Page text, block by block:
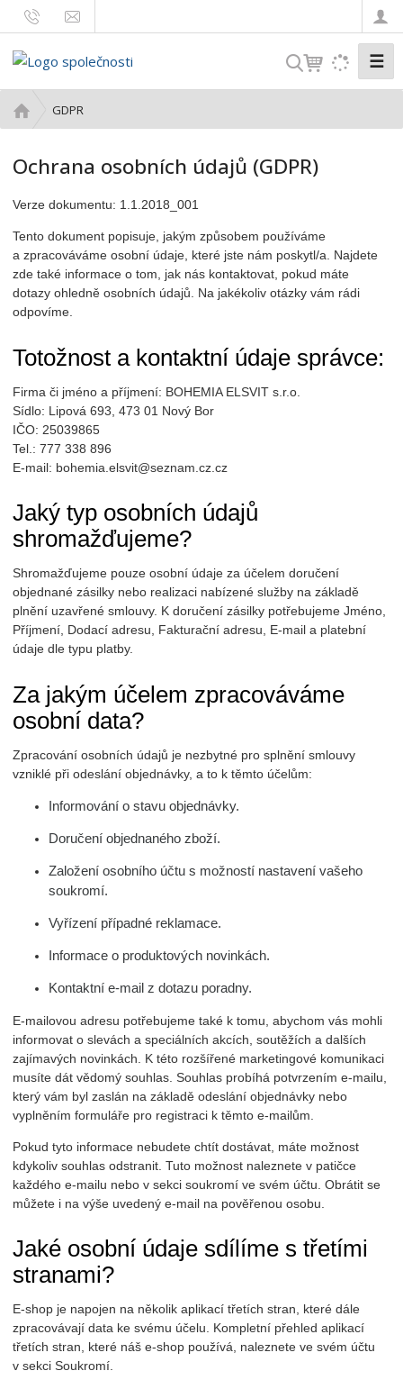
V
l
d
☰
v
d
í
r
n
GDPR
Ochrana osobních údajů (GDPR)
Verze dokumentu: 1.1.2018_001
Tento dokument popisuje, jakým způsobem používáme
a zpracováváme osobní údaje, které jste nám poskytl/a. Najdete
zde také informace o tom, jak nás kontaktovat, pokud máte
dotazy ohledně osobních údajů. Na jakékoliv otázky vám rádi
odpovíme.
Totožnost a kontaktní údaje správce:
Firma či jméno a příjmení: BOHEMIA ELSVIT s.r.o.
Sídlo: Lipová 693, 473 01 Nový Bor
IČO: 25039865
Tel.: 777 338 896
E-mail: bohemia.elsvit@seznam.cz.cz
Jaký typ osobních údajů
shromažďujeme?
Shromažďujeme pouze osobní údaje za účelem doručení
objednané zásilky nebo realizaci nabízené služby na základě
plnění uzavřené smlouvy. K doručení zásilky potřebujeme Jméno,
Příjmení, Dodací adresu, Fakturační adresu, E-mail a platební
údaje dle typu platby.
Za jakým účelem zpracováváme
osobní data?
Zpracování osobních údajů je nezbytné pro splnění smlouvy
vzniklé při odeslání objednávky, a to k těmto účelům:
Informování o stavu objednávky.
Doručení objednaného zboží.
Založení osobního účtu s možností nastavení vašeho
soukromí.
Vyřízení případné reklamace.
Informace o produktových novinkách.
Kontaktní e-mail z dotazu poradny.
E-mailovou adresu potřebujeme také k tomu, abychom vás mohli
informovat o slevách a speciálních akcích, soutěžích a dalších
zajímavých novinkách. K této rozšířené marketingové komunikaci
musíte dát vědomý souhlas. Souhlas probíhá potvrzením e-mailu,
který vám byl zaslán na základě odeslání objednávky nebo
vyplněním formuláře pro registraci k těmto e-mailům.
Pokud tyto informace nebudete chtít dostávat, máte možnost
kdykoliv souhlas odstranit. Tuto možnost naleznete v patičce
každého e-mailu nebo v sekci soukromí ve svém účtu. Obrátit se
můžete i na výše uvedený e-mail na pověřenou osobu.
Jaké osobní údaje sdílíme s třetími
stranami?
E-shop je napojen na několik aplikací třetích stran, které dále
zpracovávají data ke svému účelu. Kompletní přehled aplikací
třetích stran, které náš e-shop používá, naleznete ve svém účtu
v sekci Soukromí.